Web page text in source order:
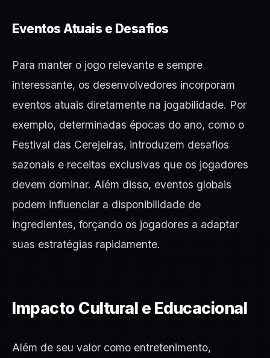
Eventos Atuais e Desafios
Para manter o jogo relevante e sempre
interessante, os desenvolvedores incorporam
eventos atuais diretamente na jogabilidade. Por
exemplo, determinadas épocas do ano, como o
Festival das Cerejeiras, introduzem desafios
sazonais e receitas exclusivas que os jogadores
devem dominar. Além disso, eventos globais
podem influenciar a disponibilidade de
ingredientes, forçando os jogadores a adaptar
suas estratégias rapidamente.
Impacto Cultural e Educacional
Além de seu valor como entretenimento,